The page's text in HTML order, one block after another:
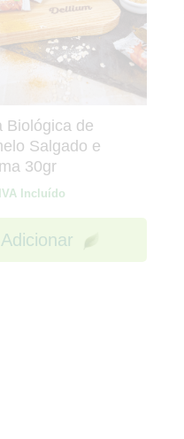
Biológica de
Salgado e
30gr
IVA Incluído
Adicionar